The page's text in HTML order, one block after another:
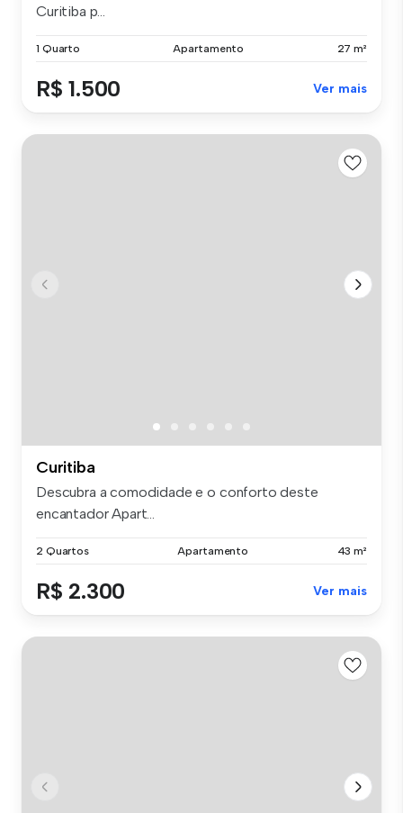
Curitiba p...
1 Quarto Apartamento 27 m²
R$ 1.500 Ver mais
Curitiba
Descubra a comodidade e o conforto deste
encantador Apart...
2 Quartos Apartamento 43 m²
R$ 2.300 Ver mais